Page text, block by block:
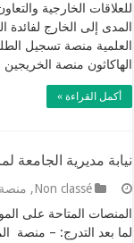
للعلاقات الخارجية
المدى إلى الخارج لفائدة
العلمية منصة تسجيل
الهاكاثون منصة الخريجين من جامعة
أكمل القراءة »
نيابة مديرية الجامعة
Non classé
, منصة